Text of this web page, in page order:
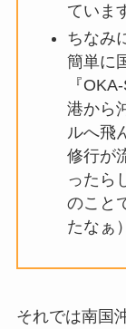
ていま
ちなみ
簡単に
『
港から
ルへ飛
修行が
ったら
のこと
たなぁ）
それでは南国